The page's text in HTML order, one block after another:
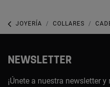
JOYERÍA COLLARES
NEWSLETTER
¡Únete a nuestra newsletter